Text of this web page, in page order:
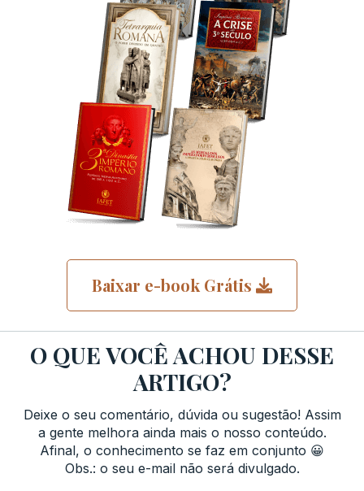
Baixar e-book Grátis
O QUE VOCÊ ACHOU DESSE
ARTIGO?
Deixe o seu comentário, dúvida ou sugestão! Assim
a gente melhora ainda mais o nosso conteúdo.
Afinal, o conhecimento se faz em conjunto 😀
Obs.: o seu e-mail não será divulgado.